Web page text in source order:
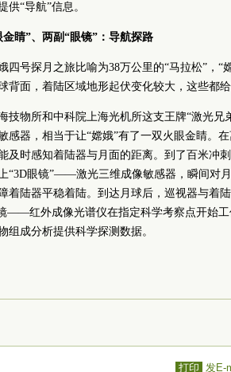
供“导航”信息。
金睛”、两副“眼镜”：导航探路
四号探月之旅比喻为38万公里的“马拉松”，“
背面，着陆区域地形起伏变化较大，这些都给
技物所和中科院上海光机所这支王牌“激光
感器，相当于让“嫦娥”有了一双火眼金睛。
及时感知着陆器与月面的距离。到了百米
“3D眼镜”——激光三维成像敏感器，瞬间对
着陆器平稳着陆。到达月球后，巡视器与着
——红外成像光谱仪在指定科学考察点开始
组成分析提供科学探测数据。
打印 发E-